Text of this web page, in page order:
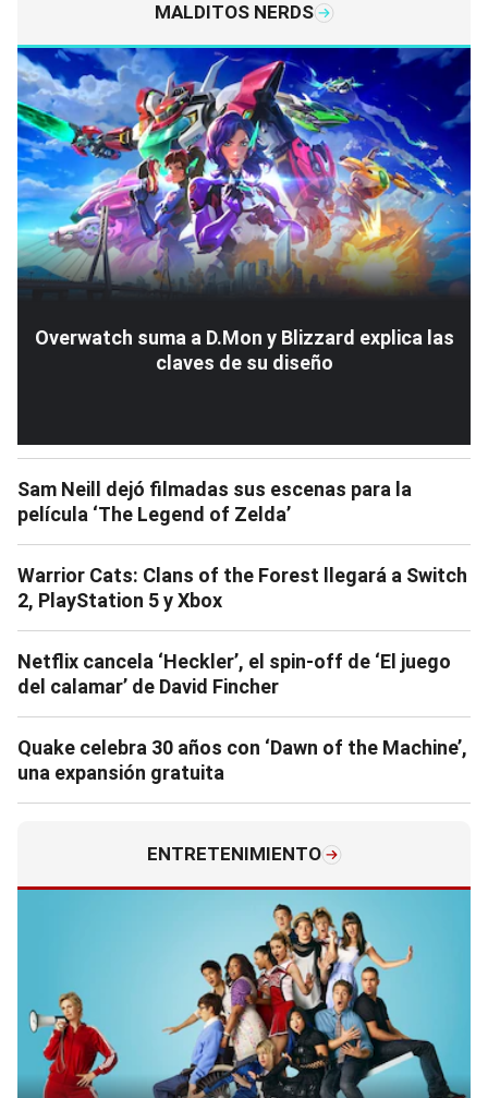
MALDITOS NERDS
Overwatch suma a D.Mon y Blizzard explica las
claves de su diseño
Sam Neill dejó filmadas sus escenas para la
película ‘The Legend of Zelda’
Warrior Cats: Clans of the Forest llegará a Switch
2, PlayStation 5 y Xbox
Netflix cancela ‘Heckler’, el spin-off de ‘El juego
del calamar’ de David Fincher
Quake celebra 30 años con ‘Dawn of the Machine’,
una expansión gratuita
ENTRETENIMIENTO